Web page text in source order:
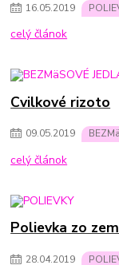
16.05.2019
celý článok
Cvilkové rizoto
09.05.2019
celý článok
Polievka zo
28.04.2019